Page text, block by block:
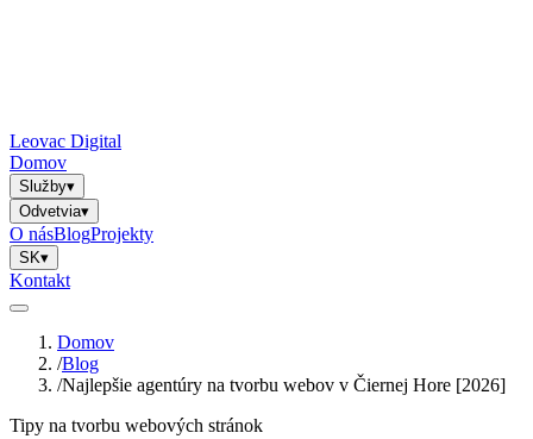
Leovac Digital
Domov
Služby▾
Odvetvia▾
O násBlogProjekty
SK▾
Kontakt
Domov
/Blog
/Najlepšie agentúry na tvorbu webov v Čiernej Hore [2026]
Tipy na tvorbu webových stránok